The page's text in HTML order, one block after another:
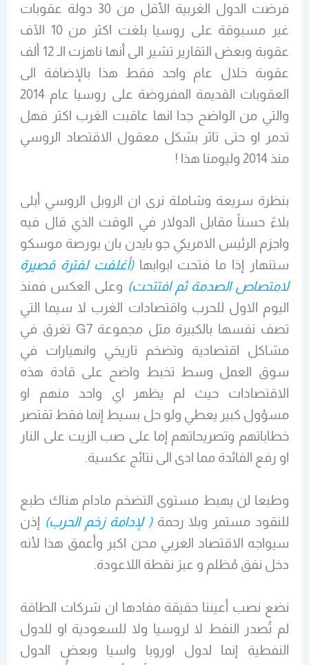
فرضت الدول الغربية الأقل من 30 دولة عقوبات
غير مسبوقة على روسيا بلغت اكثر من 10 الآف
عقوبة وبعض التقارير تشير الى أنها ناهزت الـ 12 ألف
عقوبة خلال عام واحد فقط هذا بالإضافة الى
العقوبات القديمة المفروضة على روسيا عام 2014
والتي من الواضح جدا انها عاقبت الغرب اكثر فهل
تدمر او حتى تاثر بشكل معقول الاقتصاد الروسي
منذ 2014 وليومنا هذا !
بنظرة سريعة وشاملة نرى ان الروبل الروسي أبلى
بلاءً حسناً مقابل الدولار في الوقت الذي قال فيه
واجزم الرئيس الامريكي جو بايدن بان بورصة موسكو
ستنهار إذا ما فتحت ابوابها(أغلفت لفترة قصيرة
لامتصاص الصدمة ثم افتتحت) وعلى العكس فمنذ
اليوم الاول للحرب واقتصادات الغرب لا سيما التي
تصف نفسها بالكبيرة مثل مجموعة G7 تغرق في
مشاكل اقتصادية وتضخم تاريخي وانهيارات في
سوق العمل وسط تخبط واضح على قادة هذه
الاقتصادات حيث لم يظهر اي واحد منهم او
مسؤول كبير يعطي ولو حل بسيط إنما فقط تقتصر
خطاباتهم وتصريحاتهم إما على صب الزيت على النار
او رفع الفائدة مما ادى الى نتائج عكسية.
وطبعا لن يهبط مستوى التضخم مادام هناك طبع
للنقود مستمر وبلا رحمة( لإدامة زخم الحرب) إذن
سيواجه الاقتصاد الغربي محن اكبر وأعمق هذا لأنه
دخل نفق مُظلم و عبرَ نقطة اللاعودة.
نضع نصب أعيننا حقيقة مفادها ان شركات الطاقة
لم تُصدر النفط لا لروسيا ولا للسعودية او للدول
النفطية إنما لدول اوروبا واسيا وبعض الدول